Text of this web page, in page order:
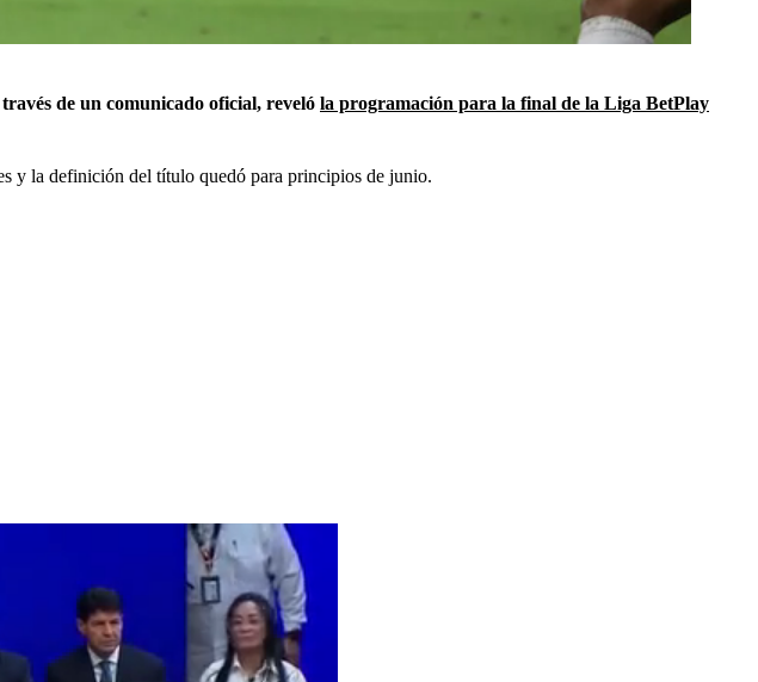
de un comunicado oficial, reveló la programación para la final de la Liga BetPlay
y la definición del título quedó para principios de junio.